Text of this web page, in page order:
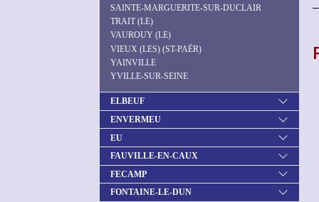
SAINTE-MARGUERITE-SUR-DUCLAIR
TRAIT (LE)
VAUROUY (LE)
VIEUX (LES) (ST-PAËR)
YAINVILLE
YVILLE-SUR-SEINE
ELBEUF
ENVERMEU
EU
FAUVILLE-EN-CAUX
FECAMP
FONTAINE-LE-DUN